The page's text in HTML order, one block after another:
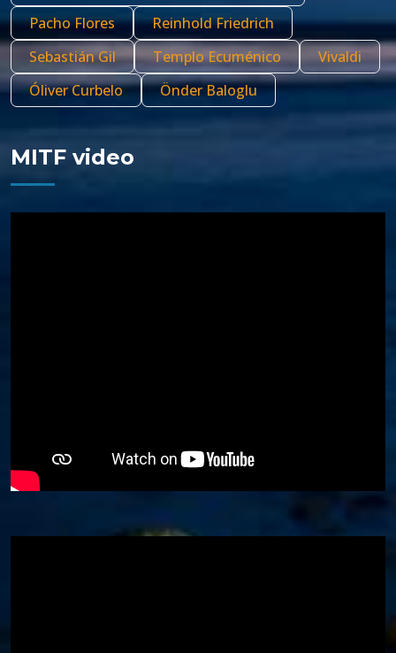
Pacho Flores
Reinhold Friedrich
Sebastián Gil
Templo Ecuménico
Vivaldi
Óliver Curbelo
Önder Baloglu
MITF video